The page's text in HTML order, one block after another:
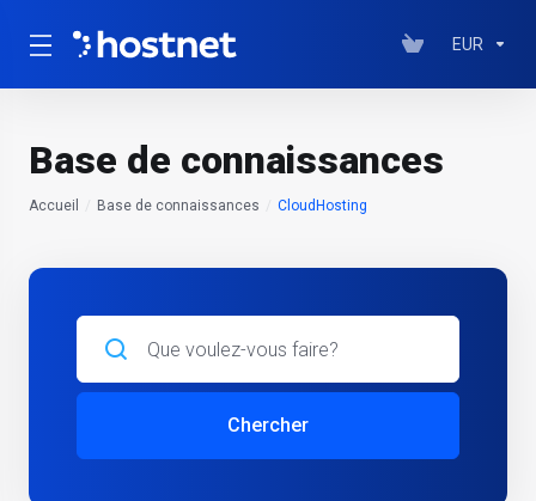
EUR
Base de connaissances
Accueil Base de connaissances CloudHosting
Chercher